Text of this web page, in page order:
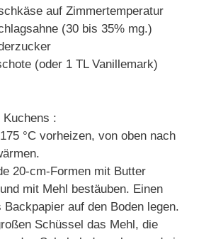
auf Zimmertemperatur
(30 bis 35% mg.)
(oder 1 TL Vanillemark)
Kuchens :
°C vorheizen, von oben nach
20-cm-Formen mit Butter
mit Mehl bestäuben. Einen
Backpapier auf den Boden legen.
Schüssel das Mehl, die